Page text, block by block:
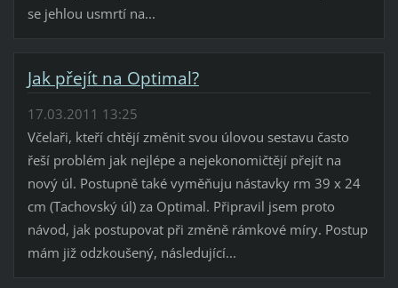
se jehlou usmrtí na...
Jak přejít na Optimal?
17.03.2011 13:25
Včelaři, kteří chtějí změnit svou úlovou sestavu často
řeší problém jak nejlépe a nejekonomičtějí přejít na
nový úl. Postupně také vyměňuju nástavky rm 39 x 24
cm (Tachovský úl) za Optimal. Připravil jsem proto
návod, jak postupovat při změně rámkové míry. Postup
mám již odzkoušený, následující...